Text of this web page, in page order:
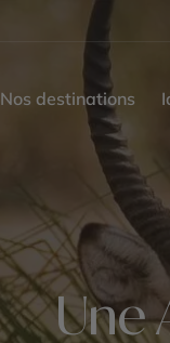
Nos destinations
Une